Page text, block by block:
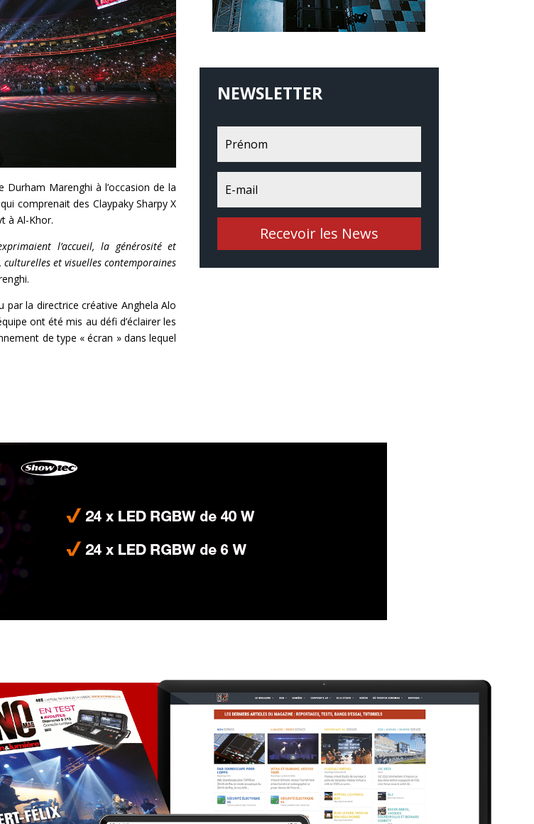
Marenghi à l’occasion de la
comprenait des Claypaky Sharpy X
à Al-Khor.
l’accueil, la générosité et
et visuelles contemporaines
par la directrice créative Anghela Alo
ont été mis au défi d’éclairer les
de type « écran » dans lequel